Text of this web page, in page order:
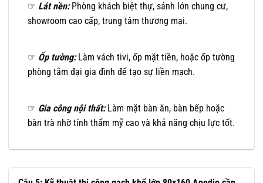
☞ Lát nền: Phòng khách biệt thự, sảnh lớn chung cư,
showroom cao cấp, trung tâm thương mại.
☞ Ốp tường: Làm vách tivi, ốp mặt tiền, hoặc ốp tường
phòng tắm đại gia đình để tạo sự liền mạch.
☞ Gia công nội thất: Làm mặt bàn ăn, bàn bếp hoặc
bàn trà nhờ tính thẩm mỹ cao và khả năng chịu lực tốt.